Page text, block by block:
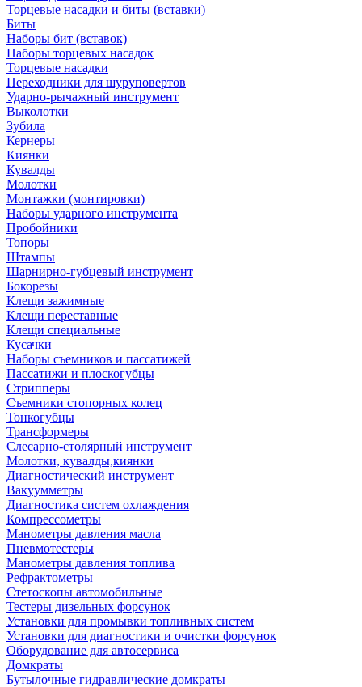
Торцевые насадки и биты (вставки)
Биты
Наборы бит (вставок)
Наборы торцевых насадок
Торцевые насадки
Переходники для шуруповертов
Ударно-рычажный инструмент
Выколотки
Зубила
Кернеры
Киянки
Кувалды
Молотки
Монтажки (монтировки)
Наборы ударного инструмента
Пробойники
Топоры
Штампы
Шарнирно-губцевый инструмент
Бокорезы
Клещи зажимные
Клещи переставные
Клещи специальные
Кусачки
Наборы съемников и пассатижей
Пассатижи и плоскогубцы
Стрипперы
Съемники стопорных колец
Тонкогубцы
Трансформеры
Слесарно-столярный инструмент
Молотки, кувалды,киянки
Диагностический инструмент
Вакуумметры
Диагностика систем охлаждения
Компрессометры
Манометры давления масла
Пневмотестеры
Манометры давления топлива
Рефрактометры
Стетоскопы автомобильные
Тестеры дизельных форсунок
Установки для промывки топливных систем
Установки для диагностики и очистки форсунок
Оборудование для автосервиса
Домкраты
Бутылочные гидравлические домкраты